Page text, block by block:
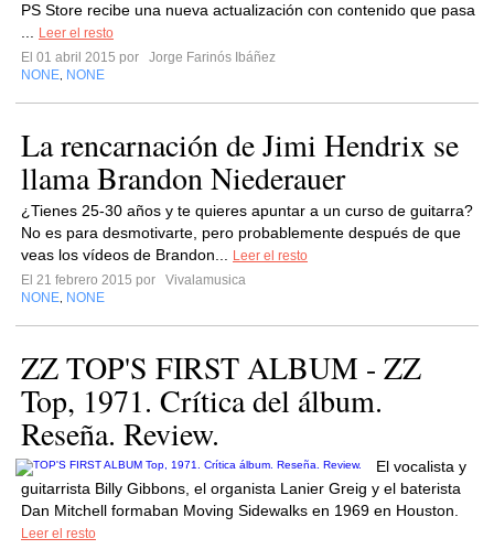
PS Store recibe una nueva actualización con contenido que pasa
Leer el resto
El 01 abril 2015 por
Jorge Farinós Ibáñez
NONE NONE
La rencarnación de Jimi Hendrix se
llama Brandon Niederauer
¿Tienes 25-30 años y te quieres apuntar a un curso de guitarra?
No es para desmotivarte, pero probablemente después de que
veas los vídeos de Brandon...
Leer el resto
El 21 febrero 2015 por
Vivalamusica
NONE NONE
ZZ TOP'S FIRST ALBUM - ZZ
Top, 1971. Crítica del álbum.
Reseña. Review.
El vocalista y
guitarrista Billy Gibbons, el organista Lanier Greig y el baterista
Dan Mitchell formaban Moving Sidewalks en 1969 en Houston.
Leer el resto